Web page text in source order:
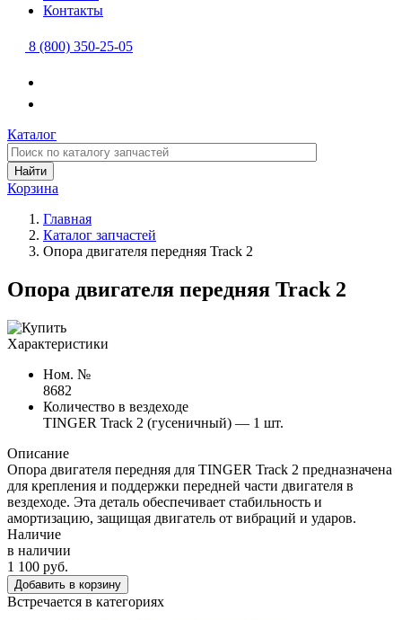
Контакты
8 (800) 350-25-05
Каталог
Найти
Корзина
Главная
Каталог запчастей
Опора двигателя передняя Track 2
Опора двигателя передняя Track 2
Характеристики
Ном. №
8682
Количество в вездеходе
TINGER Track 2 (гусеничный) — 1 шт.
Описание
Опора двигателя передняя для TINGER Track 2 предназначена
для крепления и поддержки передней части двигателя в
вездеходе. Эта деталь обеспечивает стабильность и
амортизацию, защищая двигатель от вибраций и ударов.
Наличие
в наличии
1 100 руб.
Добавить в корзину
Встречается в категориях